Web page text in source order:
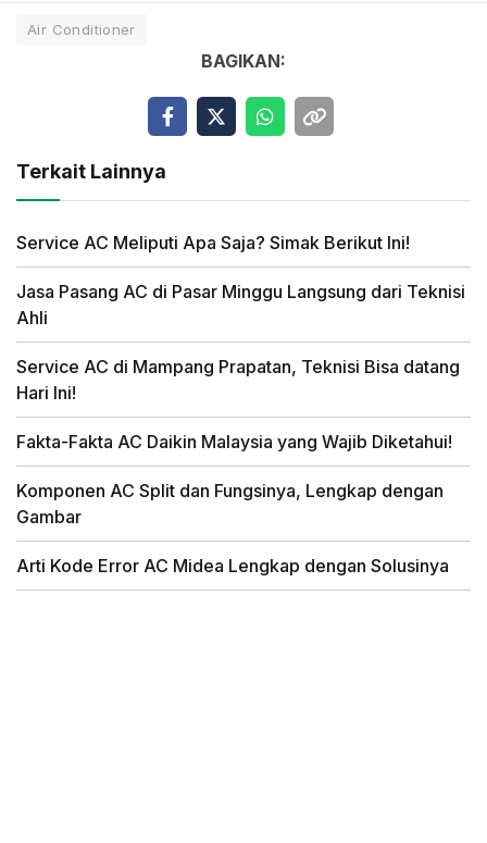
Air Conditioner
BAGIKAN:
Terkait Lainnya
Service AC Meliputi Apa Saja? Simak Berikut Ini!
Jasa Pasang AC di Pasar Minggu Langsung dari Teknisi
Ahli
Service AC di Mampang Prapatan, Teknisi Bisa datang
Hari Ini!
Fakta-Fakta AC Daikin Malaysia yang Wajib Diketahui!
Komponen AC Split dan Fungsinya, Lengkap dengan
Gambar
Arti Kode Error AC Midea Lengkap dengan Solusinya